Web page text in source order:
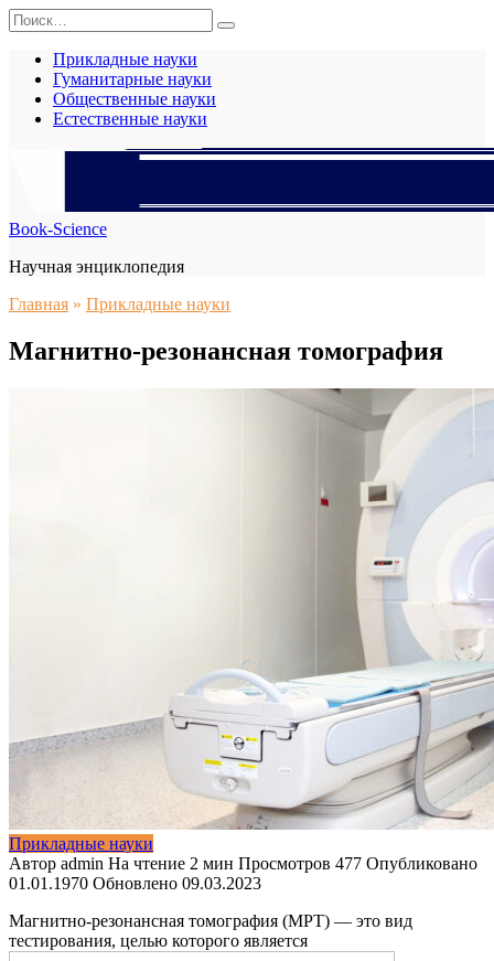
Перейти
к
содержанию
Search
for:
Прикладные науки
Гуманитарные науки
Общественные науки
Естественные науки
Book-Science
Научная энциклопедия
Главная » Прикладные науки
Магнитно-резонансная томография
Прикладные науки
Автор admin На чтение 2 мин Просмотров 477 Опубликовано
01.01.1970 Обновлено 09.03.2023
Магнитно-резонансная томография (МРТ) — это вид
тестирования, целью которого является